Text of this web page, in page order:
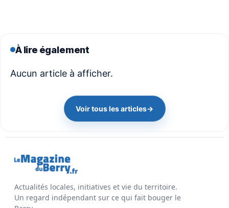
À lire également
Aucun article à afficher.
Voir tous les articles→
Actualités locales, initiatives et vie du territoire.
Un regard indépendant sur ce qui fait bouger le